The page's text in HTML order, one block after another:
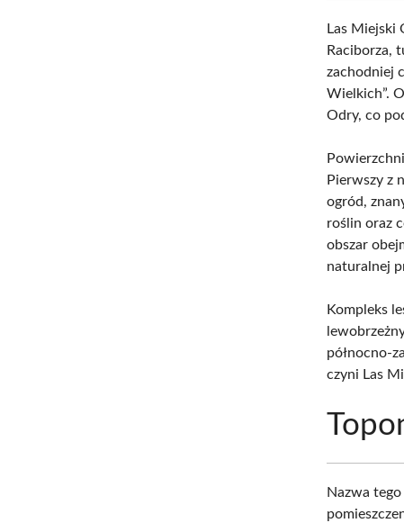
Las Miejski
Raciborza,
zachodniej
Wielkich”.
Odry, co
Pierwszy z
ogród,
roślin oraz
obszar
naturalnej
Kompleks
północno-
czyni Las
Nazwa